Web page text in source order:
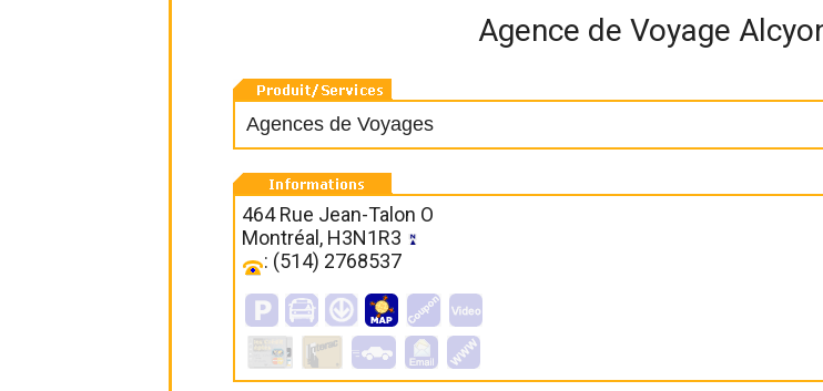
Agence de Voyage
Agences de Voyages
464 Rue Jean-Talon O
Montréal, H3N1R3
: (514) 2768537